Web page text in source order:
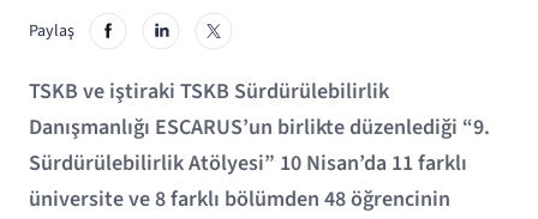
Paylaş
TSKB ve iştiraki TSKB Sürdürülebilirlik
Danışmanlığı ESCARUS’un birlikte düzenlediği “9.
Sürdürülebilirlik Atölyesi” 10 Nisan’da 11 farklı
üniversite ve 8 farklı bölümden 48 öğrencinin